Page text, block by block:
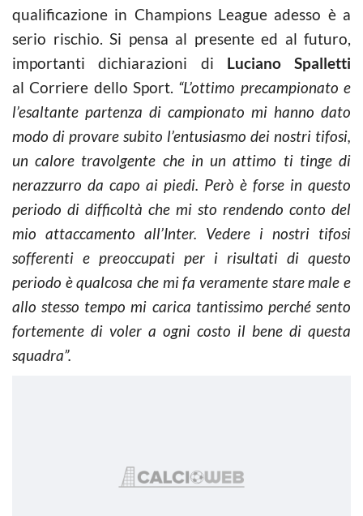
qualificazione in Champions League adesso è a
serio rischio. Si pensa al presente ed al futuro,
importanti dichiarazioni di Luciano Spalletti
al Corriere dello Sport. “L’ottimo precampionato e
l’esaltante partenza di campionato mi hanno dato
modo di provare subito l’entusiasmo dei nostri tifosi,
un calore travolgente che in un attimo ti tinge di
nerazzurro da capo ai piedi. Però è forse in questo
periodo di difficoltà che mi sto rendendo conto del
mio attaccamento all’Inter. Vedere i nostri tifosi
sofferenti e preoccupati per i risultati di questo
periodo è qualcosa che mi fa veramente stare male e
allo stesso tempo mi carica tantissimo perché sento
fortemente di voler a ogni costo il bene di questa
squadra”.